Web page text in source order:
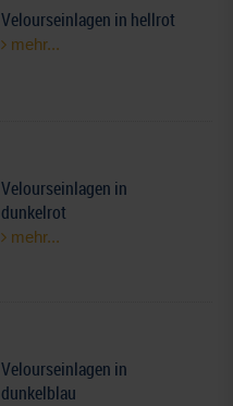
Velourseinlagen in hellrot
mehr...
Velourseinlagen in
dunkelrot
mehr...
Velourseinlagen in
dunkelblau